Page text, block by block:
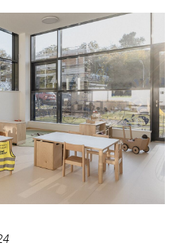
AUSTRIA (ISTA)
(LBG)